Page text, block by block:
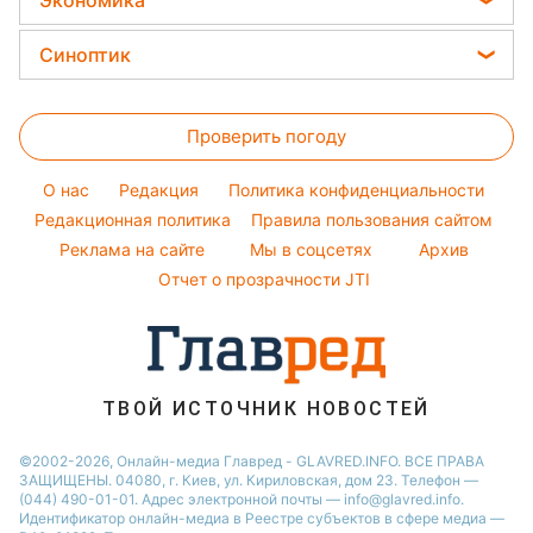
София Ротару
Ольга Сумская
Елена Зеленская
Кейт Миддлтон
Новости Полтавы
Новости Сум
Новости Черкассы
Новости Львова
Новости Запорожья
Новости Днепра
Простые блюда
Легкие десерты
Праздничное меню
Уборка
Авто
Стирка
Комнатные растения
Цены на продукты
Денежная помощь
Курс валют
Синоптик
Магнитные бури
Погода на сегодня
Погода на завтра
Пылевая буря
Проверить погоду
O нас Редакция
Политика конфиденциальности
Редакционная политика
Правила пользования сайтом
Реклама на сайте
Мы в соцсетях
Архив
Отчет о прозрачности JTI
ТВОЙ ИСТОЧНИК НОВОСТЕЙ
©2002-2026, Онлайн-медиа Главред - GLAVRED.INFO. ВСЕ ПРАВА
ЗАЩИЩЕНЫ. 04080, г. Киев, ул. Кириловская, дом 23. Телефон —
(044) 490-01-01. Адрес электронной почты — info@glavred.info.
Идентификатор онлайн-медиа в Реестре cубъектов в сфере медиа —